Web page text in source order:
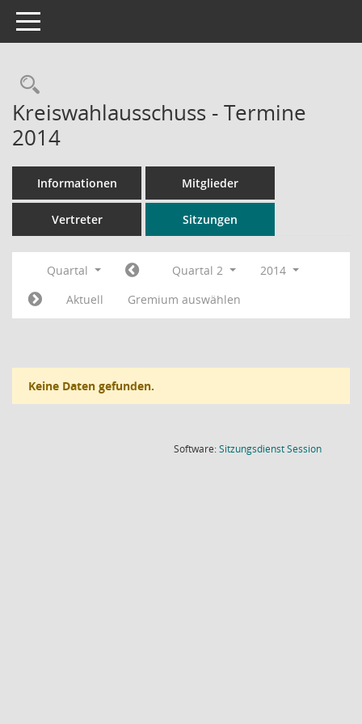
Toggle navigation
Rechercheauswahl
Kreiswahlausschuss - Termine
2014
Informationen Mitglieder
Vertreter Sitzungen
Quartal Quartal 2
2014
Aktuell
Gremium auswählen
Keine Daten gefunden.
Software:SitzungsdienstSession(Wird in